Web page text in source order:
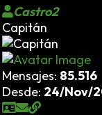
Castro2
Capitán
Mensajes: 85.516
Desde: 24/Nov/